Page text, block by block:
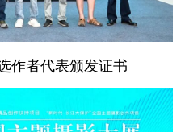
作者代表颁发证书